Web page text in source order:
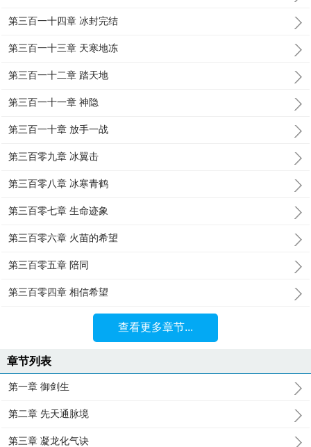
第三百一十四章 冰封完结
第三百一十三章 天寒地冻
第三百一十二章 踏天地
第三百一十一章 神隐
第三百一十章 放手一战
第三百零九章 冰翼击
第三百零八章 冰寒青鹤
第三百零七章 生命迹象
第三百零六章 火苗的希望
第三百零五章 陪同
第三百零四章 相信希望
查看更多章节...
章节列表
第一章 御剑生
第二章 先天通脉境
第三章 凝龙化气诀